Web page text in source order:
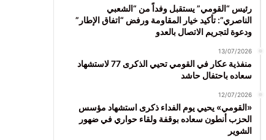
رئيس “القومي” يستقبل وفداً من “الشعبي
الناصري”: تأكيد خيار المقاومة ورفض “اتفاق الإطار”
ودعوة لتجريم الاتصال بالعدو
13/07/2026
منفذية عكار في القومي تحيي الذكرى 77 لاستشهاد
سعاده باحتفال حاشد
12/07/2026
«القومي» يحيي يوم الفداء ذكرى استشهاد مؤسس
الحزب أنطون سعاده بوقفة ولقاء حواري في ضهور
الشوير